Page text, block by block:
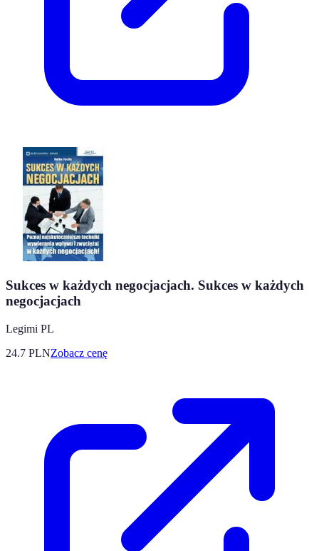
Sukces w każdych negocjacjach. Sukces w każdych
negocjacjach
Legimi PL
24.7 PLNZobacz cenę